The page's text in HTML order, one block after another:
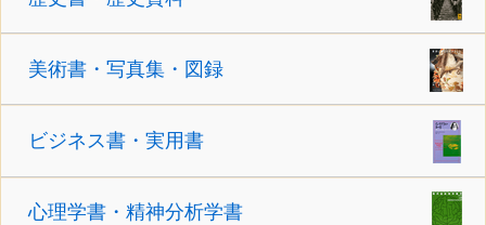
美術書・写真集・図録
ビジネス書・実用書
心理学書・精神分析学書